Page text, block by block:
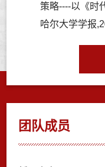
策略----以《时
哈尔大学学报
团队成员